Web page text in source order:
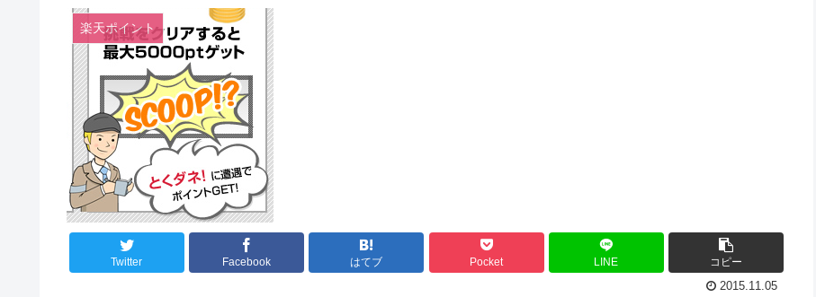
楽天ポイント
Twitter Facebook はてブ Pocket LINE
コピー
2015.11.05